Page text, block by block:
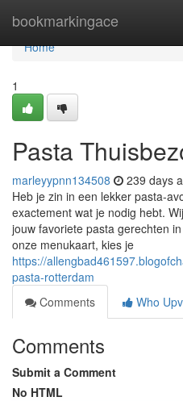
bookmarkingace
Home
Home
1
Pasta
marleyypnn134508 239 days
Heb je zin in een lekker pasta-
exactement wat je nodig hebt.
jouw favoriete pasta gerechten
onze menukaart, kies je
https://
pasta-rotterdam
Comments
Who
Comments
Submit a Comment
No HTML